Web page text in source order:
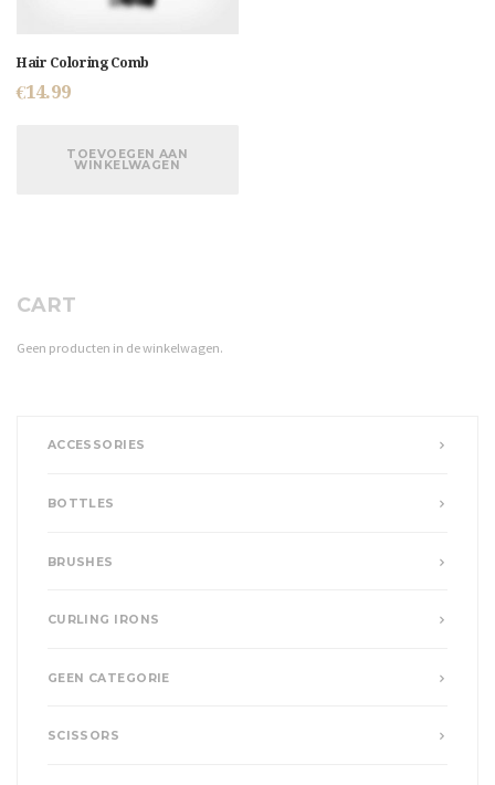
Hair Coloring Comb
€14.99
TOEVOEGEN AAN
WINKELWAGEN
CART
Geen producten in de winkelwagen.
ACCESSORIES
BOTTLES
BRUSHES
CURLING IRONS
GEEN CATEGORIE
SCISSORS